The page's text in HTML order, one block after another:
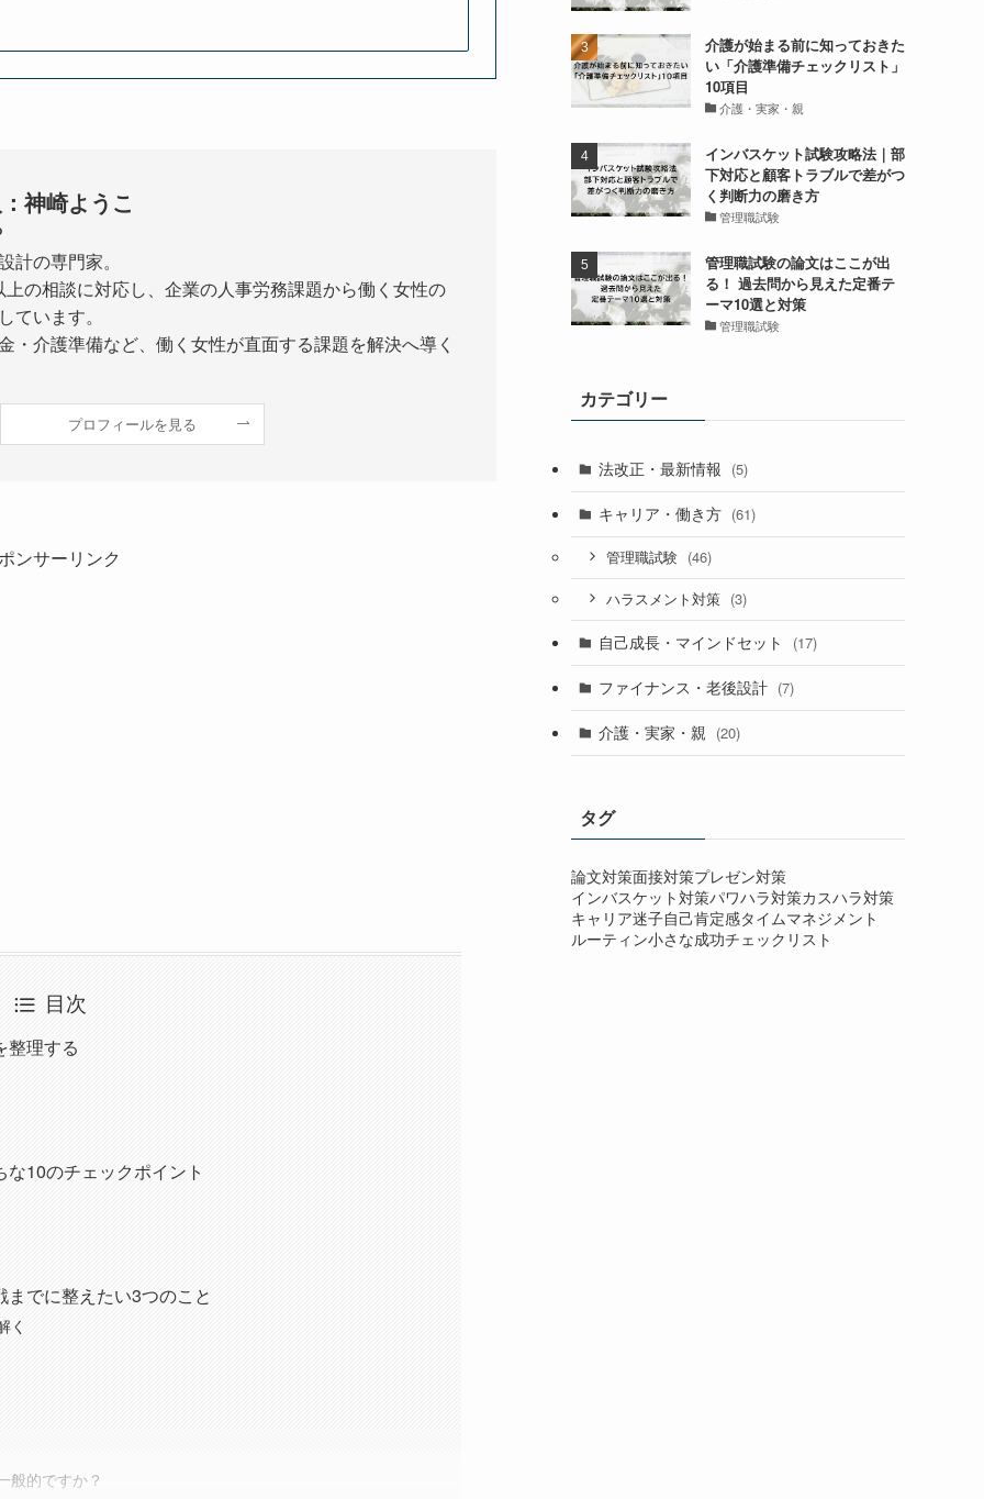
神崎ようこ
計の専門家。
の相談に対応し、企業の人事労務課題から働く女性の
ています。
・介護準備など、働く女性が直面する課題を解決へ導く
プロフィールを見る
ンサーリンク
目次
整理する
10のチェックポイント
でに整えたい3つのこと
く
般的ですか？
介護が始まる前に知っておきた
い「介護準備チェックリスト」
10項目
介護・実家・親
インバスケット試験攻略法｜部
下対応と顧客トラブルで差がつ
く判断力の磨き方
管理職試験
管理職試験の論文はここが出
る！ 過去問から見えた定番テ
ーマ10選と対策
管理職試験
カテゴリー
法改正・最新情報 (5)
キャリア・働き方 (61)
管理職試験 (46)
ハラスメント対策 (3)
自己成長・マインドセット (17)
ファイナンス・老後設計 (7)
介護・実家・親 (20)
タグ
論文対策面接対策プレゼン対策
インバスケット対策パワハラ対策カスハラ対策
キャリア迷子自己肯定感タイムマネジメント
ルーティン小さな成功チェックリスト